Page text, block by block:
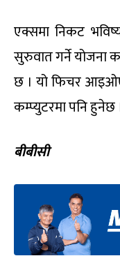
एक्समा निकट
सुरुवात गर्ने योजना
छ । यो फिचर
कम्प्युटरमा पनि हुनेछ
बीबीसी